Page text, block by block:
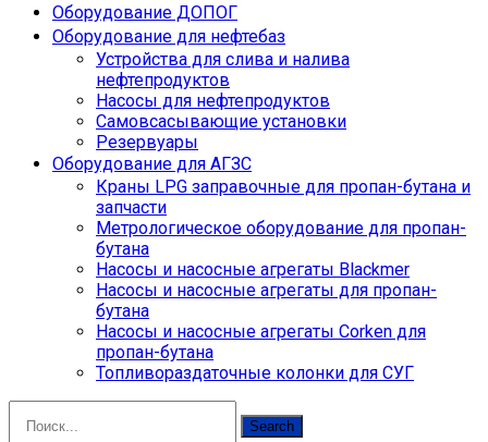
Оборудование ДОПОГ
Оборудование для нефтебаз
Устройства для слива и налива
нефтепродуктов
Насосы для нефтепродуктов
Самовсасывающие установки
Резервуары
Оборудование для АГЗС
Краны LPG заправочные для пропан-бутана и
запчасти
Метрологическое оборудование для пропан-
бутана
Насосы и насосные агрегаты Blackmer
Насосы и насосные агрегаты для пропан-
бутана
Насосы и насосные агрегаты Corken для
пропан-бутана
Топливораздаточные колонки для СУГ
for:
Search